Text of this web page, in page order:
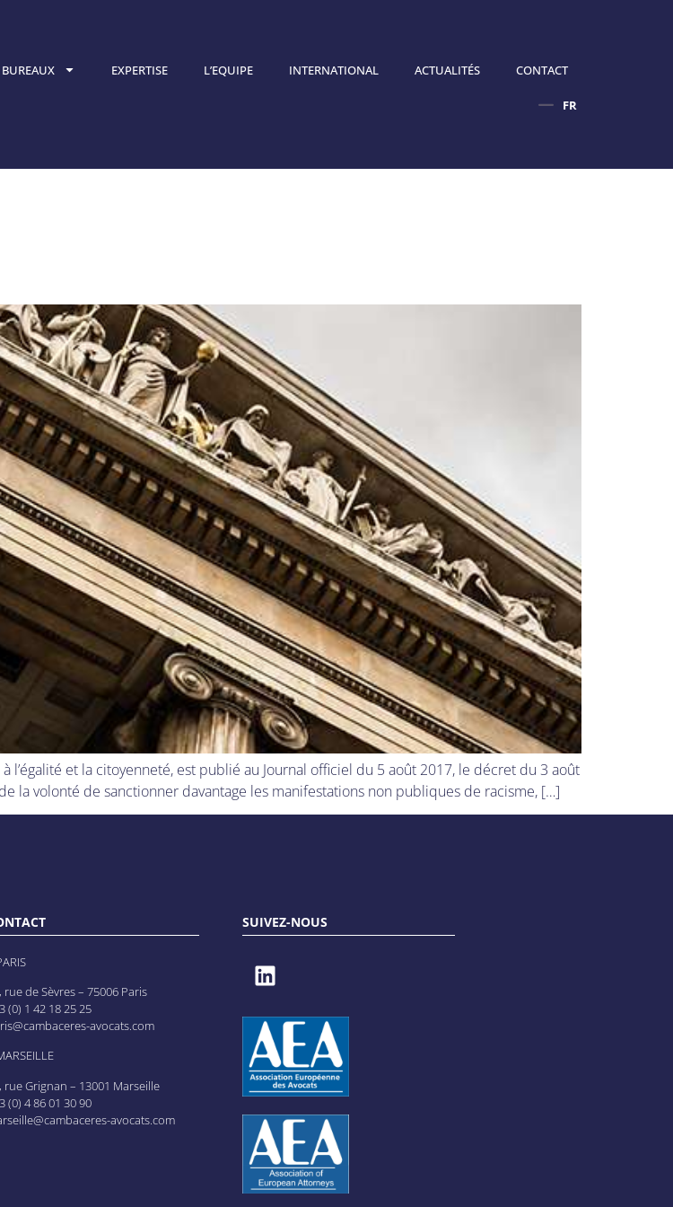
EXPERTISE L’EQUIPE INTERNATIONAL ACTUALITÉS CONTACT
FR
EN
et la citoyenneté, est publié au Journal officiel du 5 août 2017, le décret du 3 août
la volonté de sanctionner davantage les manifestations non publiques de racisme, […]
rue de Sèvres – 75006 Paris
(0) 1 42 18 25 25
avocats.com
rue Grignan – 13001 Marseille
(0) 4 86 01 30 90
avocats.com
SUIVEZ-NOUS